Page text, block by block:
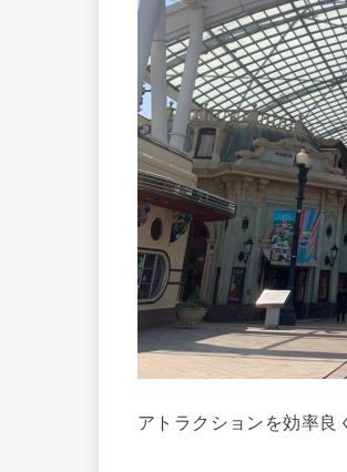
アトラクションを効率良